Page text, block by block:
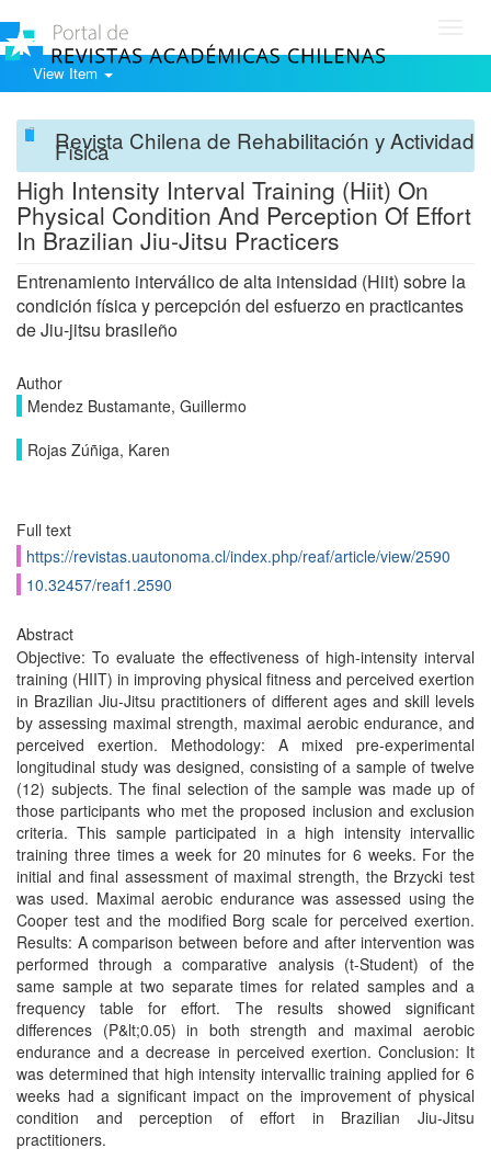
View Item
Revista Chilena de Rehabilitación y Actividad
Física
High Intensity Interval Training (Hiit) On
Physical Condition And Perception Of Effort
In Brazilian Jiu-Jitsu Practicers
Entrenamiento interválico de alta intensidad (Hiit) sobre la
condición física y percepción del esfuerzo en practicantes
de Jiu-jitsu brasileño
Author
Mendez Bustamante, Guillermo
Rojas Zúñiga, Karen
Full text
https://revistas.uautonoma.cl/index.php/reaf/article/view/2590
10.32457/reaf1.2590
Abstract
Objective: To evaluate the effectiveness of high-intensity interval
training (HIIT) in improving physical fitness and perceived exertion
in Brazilian Jiu-Jitsu practitioners of different ages and skill levels
by assessing maximal strength, maximal aerobic endurance, and
perceived exertion. Methodology: A mixed pre-experimental
longitudinal study was designed, consisting of a sample of twelve
(12) subjects. The final selection of the sample was made up of
those participants who met the proposed inclusion and exclusion
criteria. This sample participated in a high intensity intervallic
training three times a week for 20 minutes for 6 weeks. For the
initial and final assessment of maximal strength, the Brzycki test
was used. Maximal aerobic endurance was assessed using the
Cooper test and the modified Borg scale for perceived exertion.
Results: A comparison between before and after intervention was
performed through a comparative analysis (t-Student) of the
same sample at two separate times for related samples and a
frequency table for effort. The results showed significant
differences (P&lt;0.05) in both strength and maximal aerobic
endurance and a decrease in perceived exertion. Conclusion: It
was determined that high intensity intervallic training applied for 6
weeks had a significant impact on the improvement of physical
condition and perception of effort in Brazilian Jiu-Jitsu
practitioners.